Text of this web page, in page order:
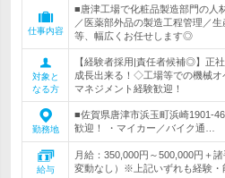
仕事内容
■唐津工場で化粧品製造部門の人
／医薬部外品の製造工程管理／
等、幅広くお任せします◎
対象と
なる方
【経験者採用|責任者候補◎】正
成長出来る！◇工場等での機械オ
マネジメント経験歓迎！
勤務地
■佐賀県唐津市浜玉町浜崎1901-
歓迎！ ・マイカー／バイク通…
給与
月給：350,000円～500,000円＋
変動なし）※上記いずれも経験・